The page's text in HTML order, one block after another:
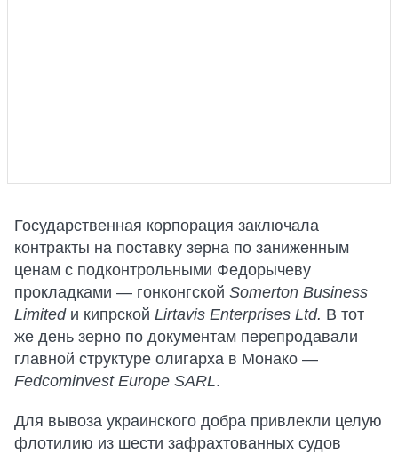
Государственная корпорация заключала
контракты на поставку зерна по заниженным
ценам с подконтрольными Федорычеву
прокладками — гонконгской Somerton Business
Limitedи кипрской Lirtavis Enterprises Ltd. В тот
же день зерно по документам перепродавали
главной структуре олигарха в Монако —
Fedcominvest Europe SARL.
Для вывоза украинского добра привлекли целую
флотилию из шести зафрахтованных судов